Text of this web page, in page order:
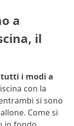
a
il
i modi a
con la
si sono
Come si